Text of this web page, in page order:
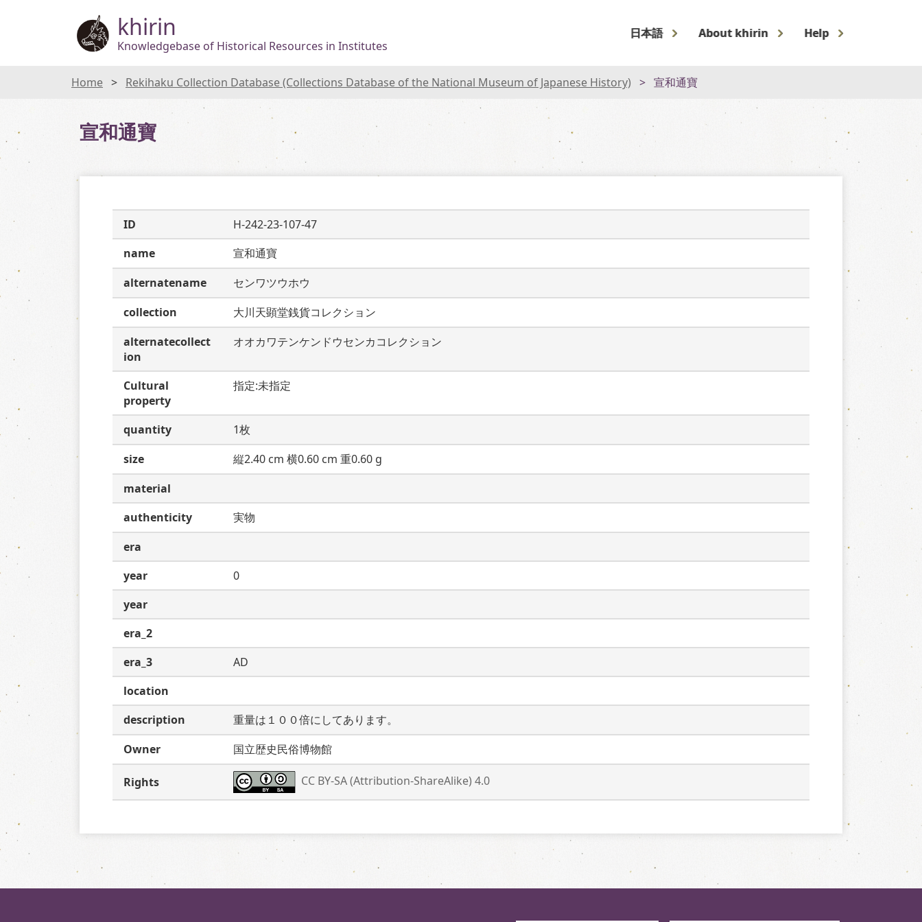
khirin
Knowledgebase of Historical Resources in Institutes
日本語 About khirin Help
Home Rekihaku Collection Database (Collections Database of the National Museum of Japanese History) 宣和通寶
宣和通寶
ID
H-242-23-107-47
name
宣和通寶
alternatename
センワツウホウ
collection
大川天顕堂銭貨コレクション
alternatecollect
ion
オオカワテンケンドウセンカコレクション
Cultural
property
指定:未指定
quantity
1枚
size
縦2.40 cm 横0.60 cm 重0.60 g
material
authenticity
実物
era
year
0
year
era_2
era_3
AD
location
description
重量は１００倍にしてあります。
Owner
国立歴史民俗博物館
Rights CC BY-SA (Attribution-ShareAlike) 4.0